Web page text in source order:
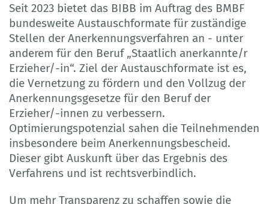
Seit 2023 bietet das BIBB im Auftrag des BMBF
bundesweite Austauschformate für zuständige
Stellen der Anerkennungsverfahren an - unter
anderem für den Beruf „Staatlich anerkannte/r
Erzieher/-in“. Ziel der Austauschformate ist es,
die Vernetzung zu fördern und den Vollzug der
Anerkennungsgesetze für den Beruf der
Erzieher/-innen zu verbessern.
Optimierungspotenzial sahen die Teilnehmenden
insbesondere beim Anerkennungsbescheid.
Dieser gibt Auskunft über das Ergebnis des
Verfahrens und ist rechtsverbindlich.
Um mehr Transparenz zu schaffen sowie die